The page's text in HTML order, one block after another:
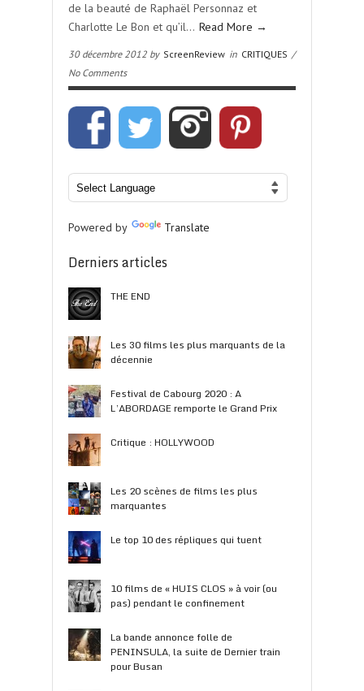
de la beauté de Raphaël Personnaz et
Charlotte Le Bon et qu’il… Read More →
30 décembre 2012 by ScreenReview in CRITIQUES /
No Comments
Powered by Translate
Derniers articles
THE END
Les 30 films les plus marquants de la
décennie
Festival de Cabourg 2020 : A
L’ABORDAGE remporte le Grand Prix
Critique : HOLLYWOOD
Les 20 scènes de films les plus
marquantes
Le top 10 des répliques qui tuent
10 films de « HUIS CLOS » à voir (ou
pas) pendant le confinement
La bande annonce folle de
PENINSULA, la suite de Dernier train
pour Busan